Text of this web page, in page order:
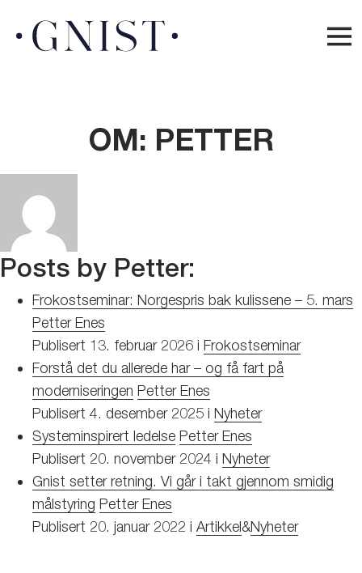
OM: PETTER
Posts by Petter:
Frokostseminar: Norgespris bak kulissene – 5. mars
Petter Enes
Publisert 13. februar 2026 i Frokostseminar
Forstå det du allerede har – og få fart på
moderniseringen Petter Enes
Publisert 4. desember 2025 i Nyheter
Systeminspirert ledelse Petter Enes
Publisert 20. november 2024 i Nyheter
Gnist setter retning. Vi går i takt gjennom smidig
målstyring Petter Enes
Publisert 20. januar 2022 i Artikkel&Nyheter